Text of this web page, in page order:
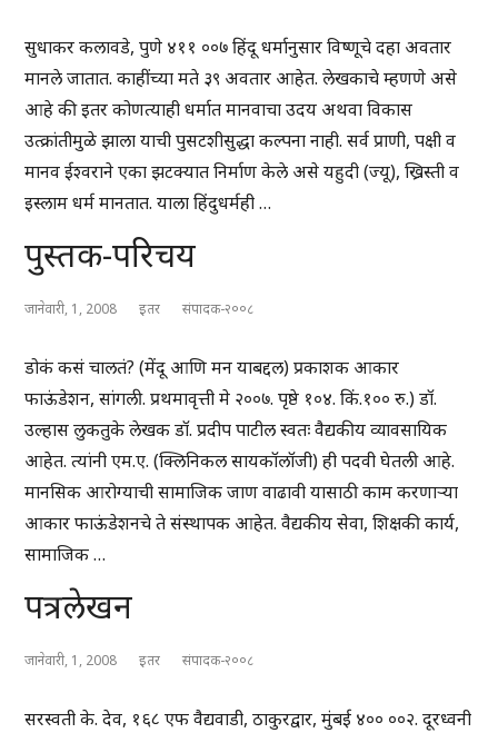
सुधाकर कलावडे, पुणे ४११ ००७ हिंदू धर्मानुसार विष्णूचे दहा अवतार
मानले जातात. काहींच्या मते ३९ अवतार आहेत. लेखकाचे म्हणणे असे
आहे की इतर कोणत्याही धर्मात मानवाचा उदय अथवा विकास
उत्क्रांतीमुळे झाला याची पुसटशीसुद्धा कल्पना नाही. सर्व प्राणी, पक्षी व
मानव ईश्वराने एका झटक्यात निर्माण केले असे यहुदी (ज्यू), ख्रिस्ती व
इस्लाम धर्म मानतात. याला हिंदुधर्मही …
पुस्तक-परिचय
जानेवारी, 1, 2008 इतर संपादक-२००८
डोकं कसं चालतं? (मेंदू आणि मन याबद्दल) प्रकाशक आकार
फाऊंडेशन, सांगली. प्रथमावृत्ती मे २००७. पृष्ठे १०४. किं.१०० रु.) डॉ.
उल्हास लुकतुके लेखक डॉ. प्रदीप पाटील स्वतः वैद्यकीय व्यावसायिक
आहेत. त्यांनी एम.ए. (क्लिनिकल सायकॉलॉजी) ही पदवी घेतली आहे.
मानसिक आरोग्याची सामाजिक जाण वाढावी यासाठी काम करणाऱ्या
आकार फाऊंडेशनचे ते संस्थापक आहेत. वैद्यकीय सेवा, शिक्षकी कार्य,
सामाजिक …
पत्रलेखन
जानेवारी, 1, 2008 इतर संपादक-२००८
सरस्वती के. देव, १६८ एफ वैद्यवाडी, ठाकुरद्वार, मुंबई ४०० ००२. दूरध्वनी